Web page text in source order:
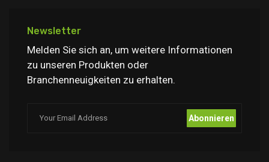
Newsletter
Melden Sie sich an, um weitere Informationen
zu unseren Produkten oder
Branchenneuigkeiten zu erhalten.
Abonnieren